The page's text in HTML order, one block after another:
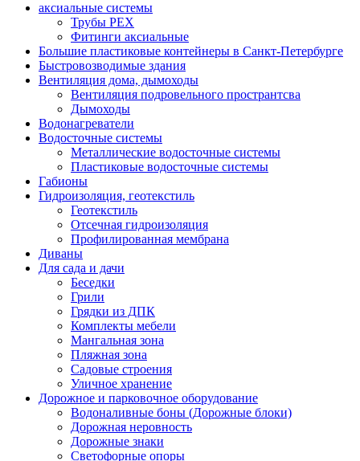
аксиальные системы
Трубы PEX
Фитинги аксиальные
Большие пластиковые контейнеры в Санкт-Петербурге
Быстровозводимые здания
Вентиляция дома, дымоходы
Вентиляция подровельного пространтсва
Дымоходы
Водонагреватели
Водосточные системы
Металлические водосточные системы
Пластиковые водосточные системы
Габионы
Гидроизоляция, геотекстиль
Геотекстиль
Отсечная гидроизоляция
Профилированная мембрана
Диваны
Для сада и дачи
Беседки
Грили
Грядки из ДПК
Комплекты мебели
Мангальная зона
Пляжная зона
Садовые строения
Уличное хранение
Дорожное и парковочное оборудование
Водоналивные боны (Дорожные блоки)
Дорожная неровность
Дорожные знаки
Светофорные опоры